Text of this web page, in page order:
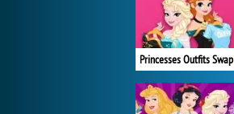
Princesses Outfits Swap